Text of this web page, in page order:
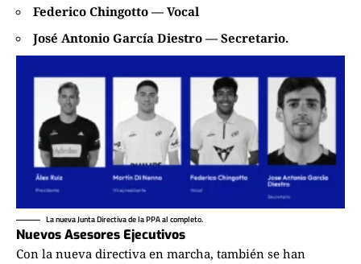
Federico Chingotto — Vocal
José Antonio García Diestro — Secretario.
La nueva Junta Directiva de la PPA al completo.
Nuevos Asesores Ejecutivos
Con la nueva directiva en marcha, también se han